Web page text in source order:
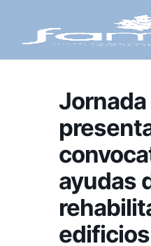
Jornada
ayudas
edificios